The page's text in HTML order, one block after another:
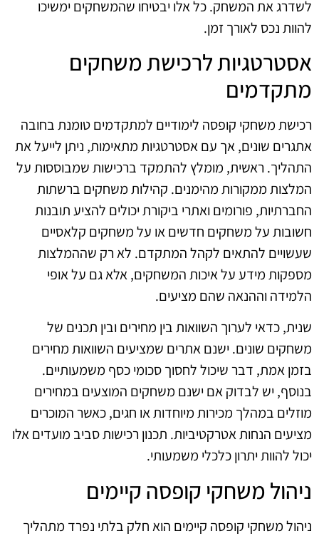
לשדרג את המשחק. כל אלו יבטיחו שהמשחקים ימשיכו
להוות נכס לאורך זמן.
אסטרטגיות לרכישת משחקים
מתקדמים
רכישת משחקי קופסה לימודיים למתקדמים טומנת בחובה
אתגרים שונים, אך עם אסטרטגיות מתאימות, ניתן לייעל את
התהליך. ראשית, מומלץ להתמקד ברכישות שמבוססות על
המלצות ממקורות מהימנים. קהילות משחקים ברשתות
החברתיות, פורומים ואתרי ביקורת יכולים להציע תובנות
חשובות על משחקים חדשים או על משחקים קלאסיים
שעשויים להתאים לקהל המתקדם. לא רק שההמלצות
מספקות מידע על איכות המשחקים, אלא גם על אופי
הלמידה וההנאה שהם מציעים.
שנית, כדאי לערוך השוואות בין מחירים ובין תכנים של
משחקים שונים. ישנם אתרים שמציעים השוואות מחירים
בזמן אמת, דבר שיכול לחסוך סכומי כסף משמעותיים.
בנוסף, יש לבדוק אם ישנם משחקים המוצעים במחירים
מוזלים במהלך מכירות מיוחדות או חגים, כאשר המוכרים
מציעים הנחות אטרקטיביות. תכנון רכישות סביב מועדים אלו
יכול להוות יתרון כלכלי משמעותי.
ניהול משחקי קופסה קיימים
ניהול משחקי קופסה קיימים הוא חלק בלתי נפרד מתהליך